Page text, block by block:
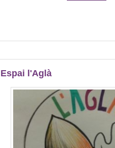
Espai l'Aglà